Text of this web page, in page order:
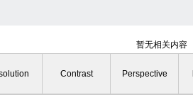
暂无相关内容
Contrast Perspective